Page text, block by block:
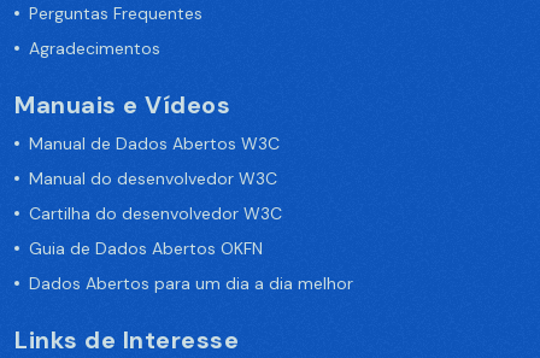
Perguntas Frequentes
Agradecimentos
Manuais e Vídeos
Manual de Dados Abertos W3C
Manual do desenvolvedor W3C
Cartilha do desenvolvedor W3C
Guia de Dados Abertos OKFN
Dados Abertos para um dia a dia melhor
Links de Interesse